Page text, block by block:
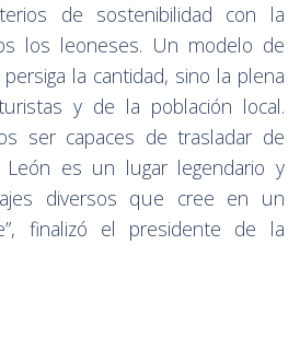
de sostenibilidad con la
los leoneses. Un modelo de
la cantidad, sino la plena
y de la población local.
ser capaces de trasladar de
es un lugar legendario y
diversos que cree en un
finalizó el presidente de la